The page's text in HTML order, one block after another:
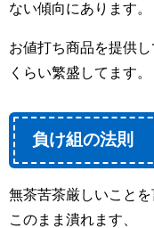
ない傾向にあります。
お値打ち商品を提供
くらい繁盛してます。
負け組の法則
無茶苦茶厳しいこと
このまま潰れます、